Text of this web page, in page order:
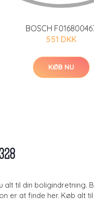
BOSCH
551 DKK
KØB NU
alt til din boligindretning.
er at finde her. Køb alt